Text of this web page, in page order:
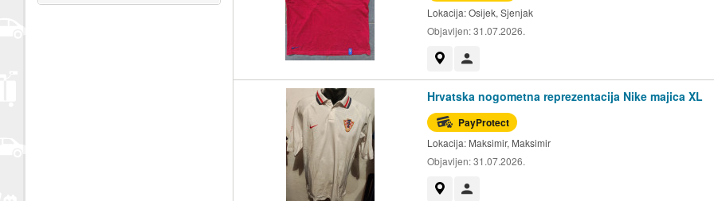
Lokacija:Osijek, Sjenjak
Objavljen:31.07.2026.
Hrvatska nogometna reprezentacija Nike majica XL
PayProtect
Lokacija: Maksimir, Maksimir
Objavljen:31.07.2026.